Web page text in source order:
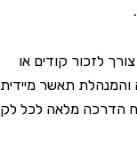
קודים או
תאשר מיידית
מלאה לכל לקוח